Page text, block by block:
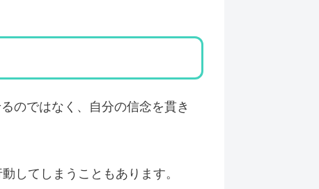
のではなく、自分の信念を貫き
してしまうこともあります。